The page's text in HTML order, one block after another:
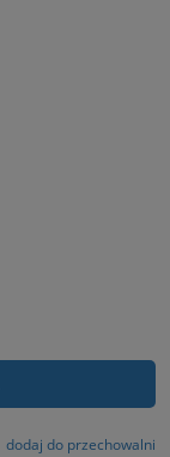
dodaj do przechowalni